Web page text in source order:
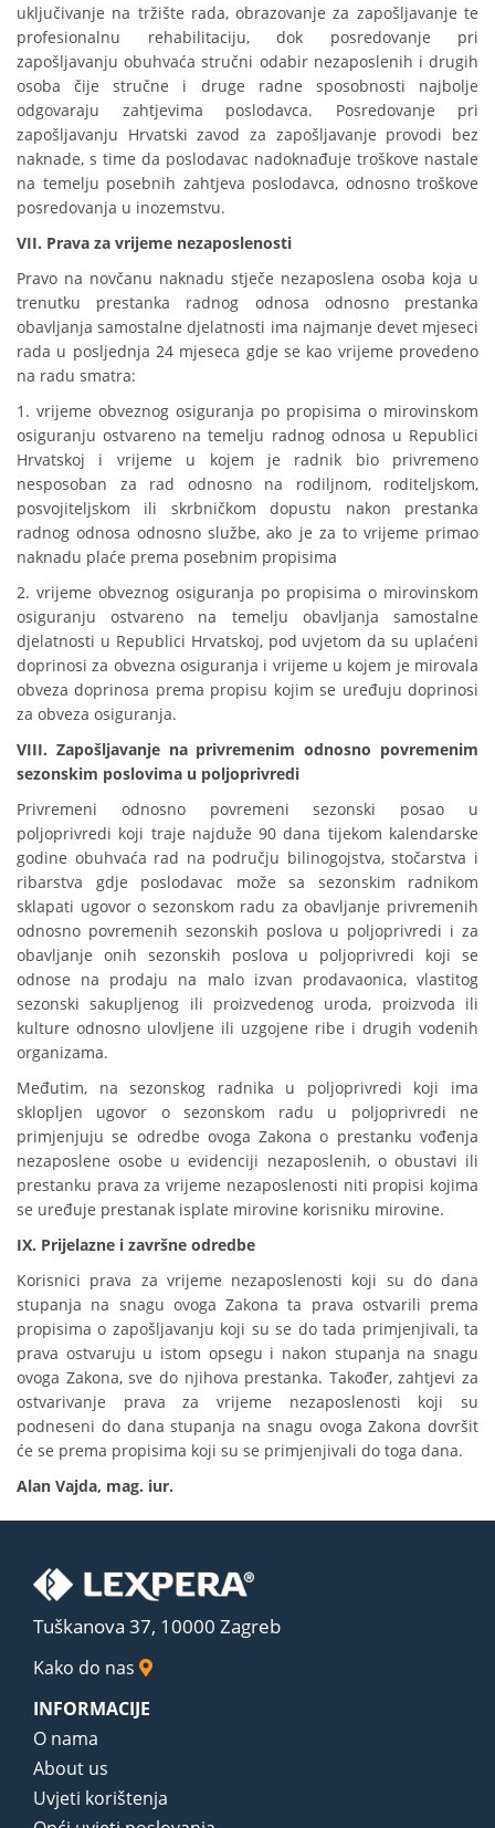
uključivanje na tržište rada, obrazovanje za zapošljavanje te
profesionalnu rehabilitaciju, dok posredovanje pri
zapošljavanju obuhvaća stručni odabir nezaposlenih i drugih
osoba čije stručne i druge radne sposobnosti najbolje
odgovaraju zahtjevima poslodavca. Posredovanje pri
zapošljavanju Hrvatski zavod za zapošljavanje provodi bez
naknade, s time da poslodavac nadoknađuje troškove nastale
na temelju posebnih zahtjeva poslodavca, odnosno troškove
posredovanja u inozemstvu.
VII. Prava za vrijeme nezaposlenosti
Pravo na novčanu naknadu stječe nezaposlena osoba koja u
trenutku prestanka radnog odnosa odnosno prestanka
obavljanja samostalne djelatnosti ima najmanje devet mjeseci
rada u posljednja 24 mjeseca gdje se kao vrijeme provedeno
na radu smatra:
1. vrijeme obveznog osiguranja po propisima o mirovinskom
osiguranju ostvareno na temelju radnog odnosa u Republici
Hrvatskoj i vrijeme u kojem je radnik bio privremeno
nesposoban za rad odnosno na rodiljnom, roditeljskom,
posvojiteljskom ili skrbničkom dopustu nakon prestanka
radnog odnosa odnosno službe, ako je za to vrijeme primao
naknadu plaće prema posebnim propisima
2. vrijeme obveznog osiguranja po propisima o mirovinskom
osiguranju ostvareno na temelju obavljanja samostalne
djelatnosti u Republici Hrvatskoj, pod uvjetom da su uplaćeni
doprinosi za obvezna osiguranja i vrijeme u kojem je mirovala
obveza doprinosa prema propisu kojim se uređuju doprinosi
za obveza osiguranja.
VIII. Zapošljavanje na privremenim odnosno povremenim
sezonskim poslovima u poljoprivredi
Privremeni odnosno povremeni sezonski posao u
poljoprivredi koji traje najduže 90 dana tijekom kalendarske
godine obuhvaća rad na području bilinogojstva, stočarstva i
ribarstva gdje poslodavac može sa sezonskim radnikom
sklapati ugovor o sezonskom radu za obavljanje privremenih
odnosno povremenih sezonskih poslova u poljoprivredi i za
obavljanje onih sezonskih poslova u poljoprivredi koji se
odnose na prodaju na malo izvan prodavaonica, vlastitog
sezonski sakupljenog ili proizvedenog uroda, proizvoda ili
kulture odnosno ulovljene ili uzgojene ribe i drugih vodenih
organizama.
Međutim, na sezonskog radnika u poljoprivredi koji ima
sklopljen ugovor o sezonskom radu u poljoprivredi ne
primjenjuju se odredbe ovoga Zakona o prestanku vođenja
nezaposlene osobe u evidenciji nezaposlenih, o obustavi ili
prestanku prava za vrijeme nezaposlenosti niti propisi kojima
se uređuje prestanak isplate mirovine korisniku mirovine.
IX. Prijelazne i završne odredbe
Korisnici prava za vrijeme nezaposlenosti koji su do dana
stupanja na snagu ovoga Zakona ta prava ostvarili prema
propisima o zapošljavanju koji su se do tada primjenjivali, ta
prava ostvaruju u istom opsegu i nakon stupanja na snagu
ovoga Zakona, sve do njihova prestanka. Također, zahtjevi za
ostvarivanje prava za vrijeme nezaposlenosti koji su
podneseni do dana stupanja na snagu ovoga Zakona dovršit
će se prema propisima koji su se primjenjivali do toga dana.
Alan Vajda, mag. iur.
Tuškanova 37, 10000 Zagreb
Kako do nas
INFORMACIJE
O nama
About us
Uvjeti korištenja